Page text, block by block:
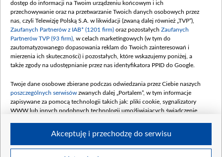
dostęp do informacji na Twoim urządzeniu końcowym i ich
przechowywanie oraz na przetwarzanie Twoich danych osobowych przez
nas, czyli Telewizję Polską S.A. w likwidacji (zwaną dalej również „TVP”),
Zaufanych Partnerów z IAB* (1201 firm) oraz pozostałych Zaufanych
Partnerów TVP (93 firm) , w celach marketingowych (w tym do
zautomatyzowanego dopasowania reklam do Twoich zainteresowań i
mierzenia ich skuteczności) i pozostałych, które wskazujemy poniżej, a
także zgody na udostępnianie przez nas identyfikatora PPID do Google.
Twoje dane osobowe zbierane podczas odwiedzania przez Ciebie naszych
poszczególnych serwisów zwanych dalej „Portalem”, w tym informacje
zapisywane za pomocą technologii takich jak: pliki cookie, sygnalizatory
WWW lub innych podobnych technologii umożliwiających świadczenie
Akceptuję i przechodzę do serwisu